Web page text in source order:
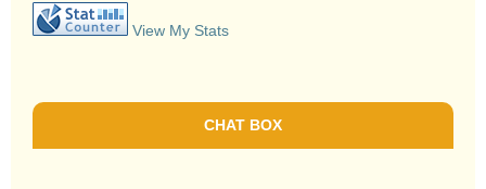
View My Stats
CHAT BOX